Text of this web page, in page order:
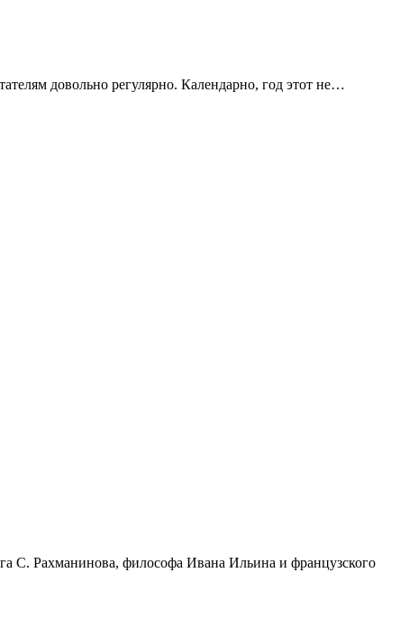
довольно регулярно. Календарно, год этот не…
С. Рахманинова, философа Ивана Ильина и французского